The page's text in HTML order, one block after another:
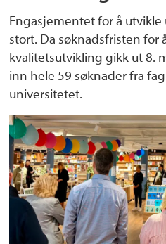
Engasjementet for å
stort. Da søknadsfristen for
kvalitetsutvikling gikk ut 8.
inn hele 59 søknader fra
universitetet.